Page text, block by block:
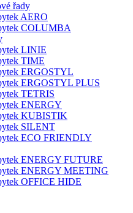
řady
AERO
COLUMBA
LINIE
TIME
ERGOSTYL
ERGOSTYL PLUS
TETRIS
ENERGY
KUBISTIK
SILENT
ECO FRIENDLY
ENERGY FUTURE
ENERGY MEETING
OFFICE HIDE